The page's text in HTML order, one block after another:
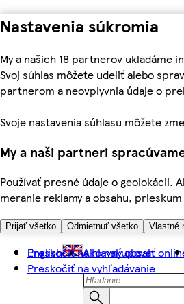
Nastavenia súkromia
My a našich 18 partnerov ukladáme
Svoj súhlas môžete udeliť alebo
partnerom a neovplyvnia údaje o
Svoje nastavenia súhlasu môžete
My a naši partneri
Používať presné údaje o geolokácii.
meranie reklamy a obsahu,
Prijať všetko Odmietnuť všetko Vlastné
Preskočiť na hlavný obsah
Preskočiť na vyhľadávanie
English Ako nakupovať